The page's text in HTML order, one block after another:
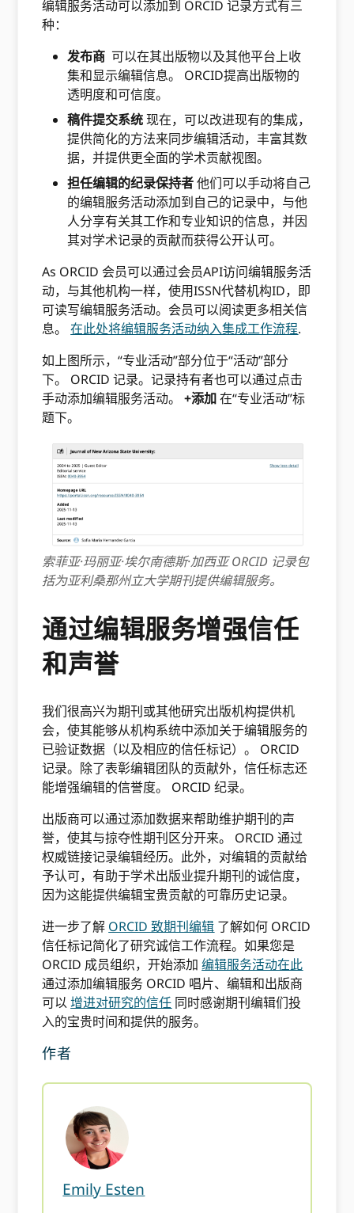
编辑服务活动可以添加到 ORCID 记录方式有三
种：
发布商 可以在其出版物以及其他平台上收
集和显示编辑信息。 ORCID提高出版物的
透明度和可信度。
稿件提交系统现在，可以改进现有的集成，
提供简化的方法来同步编辑活动，丰富其数
据，并提供更全面的学术贡献视图。
担任编辑的纪录保持者他们可以手动将自己
的编辑服务活动添加到自己的记录中，与他
人分享有关其工作和专业知识的信息，并因
其对学术记录的贡献而获得公开认可。
As ORCID 会员可以通过会员API访问编辑服务活
动，与其他机构一样，使用ISSN代替机构ID，即
可读写编辑服务活动。会员可以阅读更多相关信
息。在此处将编辑服务活动纳入集成工作流程.
如上图所示，“专业活动”部分位于“活动”部分
下。 ORCID 记录。记录持有者也可以通过点击
手动添加编辑服务活动。+添加在“专业活动”标
题下。
索菲亚·玛丽亚·埃尔南德斯·加西亚 ORCID 记录包
括为亚利桑那州立大学期刊提供编辑服务。
通过编辑服务增强信任
和声誉
我们很高兴为期刊或其他研究出版机构提供机
会，使其能够从机构系统中添加关于编辑服务的
已验证数据（以及相应的信任标记）。 ORCID
记录。除了表彰编辑团队的贡献外，信任标志还
能增强编辑的信誉度。 ORCID 纪录。
出版商可以通过添加数据来帮助维护期刊的声
誉，使其与掠夺性期刊区分开来。 ORCID 通过
权威链接记录编辑经历。此外，对编辑的贡献给
予认可，有助于学术出版业提升期刊的诚信度，
因为这能提供编辑宝贵贡献的可靠历史记录。
进一步了解 ORCID 致期刊编辑 了解如何 ORCID
信任标记简化了研究诚信工作流程。如果您是
ORCID 成员组织，开始添加编辑服务活动在此
通过添加编辑服务 ORCID 唱片、编辑和出版商
可以增进对研究的信任 同时感谢期刊编辑们投
入的宝贵时间和提供的服务。
作者
Emily Esten